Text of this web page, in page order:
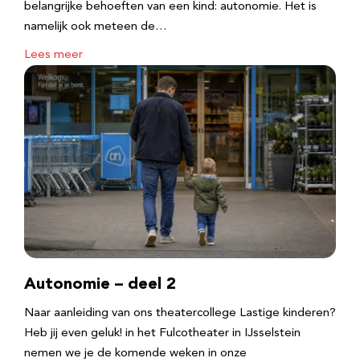
belangrijke behoeften van een kind: autonomie. Het is
namelijk ook meteen de…
Lees meer
Autonomie – deel 2
Naar aanleiding van ons theatercollege Lastige kinderen?
Heb jij even geluk! in het Fulcotheater in IJsselstein
nemen we je de komende weken in onze